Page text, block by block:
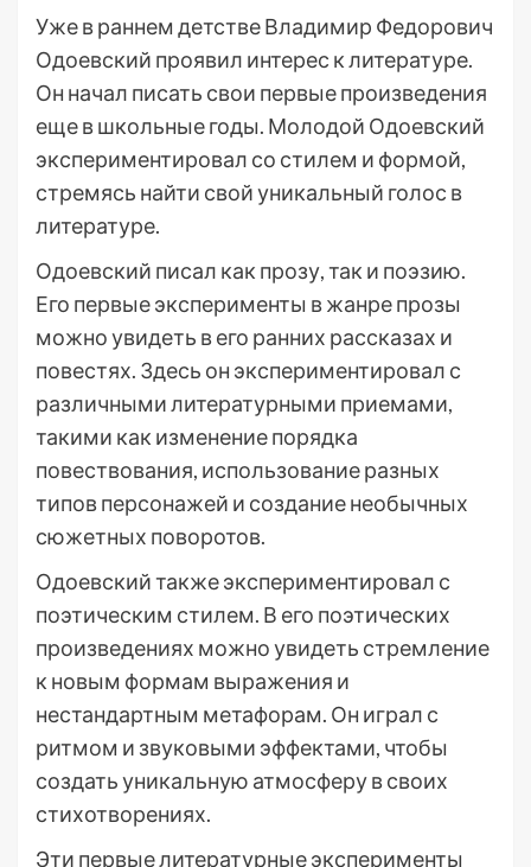
Уже в раннем детстве Владимир Федорович
Одоевский проявил интерес к литературе.
Он начал писать свои первые произведения
еще в школьные годы. Молодой Одоевский
экспериментировал со стилем и формой,
стремясь найти свой уникальный голос в
литературе.
Одоевский писал как прозу, так и поэзию.
Его первые эксперименты в жанре прозы
можно увидеть в его ранних рассказах и
повестях. Здесь он экспериментировал с
различными литературными приемами,
такими как изменение порядка
повествования, использование разных
типов персонажей и создание необычных
сюжетных поворотов.
Одоевский также экспериментировал с
поэтическим стилем. В его поэтических
произведениях можно увидеть стремление
к новым формам выражения и
нестандартным метафорам. Он играл с
ритмом и звуковыми эффектами, чтобы
создать уникальную атмосферу в своих
стихотворениях.
Эти первые литературные эксперименты